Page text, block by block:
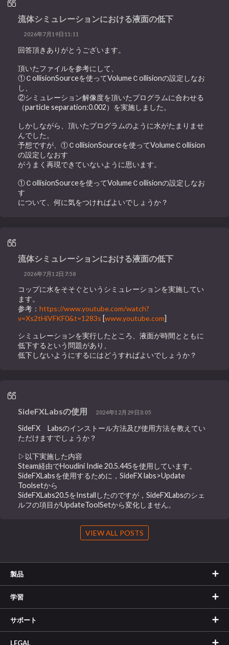
流体シミュレーションにおける液面の低下
2026年7月19日11:11
回答頂きありがとうございます。
頂いたファイルを参考にして、
①ＣollisionSourceを使ってVolumeＣollisionの設定しなお
し、
②シミュレーション解像度を頂いたプログラムに合わせる
（particle separation:0.002）を実施しました。
しかしながら、頂いたプログラムのように水がたまりませ
んでした。
予想ですが、①ＣollisionSourceを使ってVolumeＣollision
の設定しなおす
がうまく再現できていないように思います。
①ＣollisionSourceを使ってVolumeＣollisionの設定しなお
す
について、何に気をつければよいでしょうか？
流体シミュレーションにおける液面の低下
2026年7月12日7:58
コップに水をそそぐというシミュレーションを実施してい
ます。
参考：https://www.youtube.com/watch?
v=Xs2tHiVFKF0&t=1283s [www.youtube.com]
シミュレーションを実行したところ、液面が時間とともに
低下するという問題があり、
低下しないようにするにはどうすればよいでしょうか？
SideFXLabsの使用 2024年12月29日3:05
SideFX Labsのインストール方法及び使用方法を教えてい
ただけますでしょうか？
▷以下実施した内容
Steam経由でHoudini Indie 20.5.445を使用しています。
SideFXLabsを使用するために，SideFX labs>Update
Toolsetから
SideFXLabs20.5をInstallしたのですが，SideFXLabsのシェ
ルフの項目がUpdateToolSetから変化しません。
VIEW ALL POSTS
製品
学習
サポート
LEGAL